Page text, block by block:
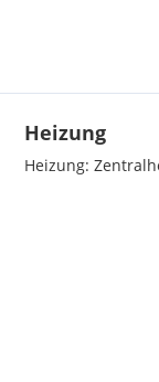
Heizung
Heizung: